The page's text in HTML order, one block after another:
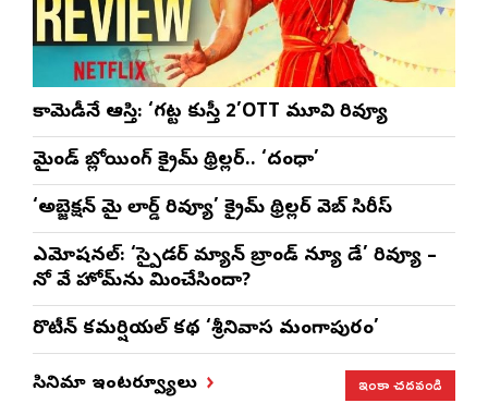
కామెడీనే ఆస్తి: ‘గట్ట కుస్తీ 2’OTT మూవి రివ్యూ
మైండ్ బ్లోయింగ్ క్రైమ్ థ్రిల్లర్.. ‘దంధా’
‘అబ్జెక్ష‌న్ మై లార్డ్ రివ్యూ’ క్రైమ్ థ్రిల్ల‌ర్ వెబ్ సిరీస్
ఎమోష‌న‌ల్‌: ‘స్పైడర్ మ్యాన్ బ్రాండ్ న్యూ డే’ రివ్యూ –
నో వే హోమ్‌ను మించేసిందా?
రొటీన్‌ కమర్షియల్‌ కథ ‘శ్రీనివాస మంగాపురం’
సినిమా ఇంటర్వ్యూలు ఇంకా చదవండి